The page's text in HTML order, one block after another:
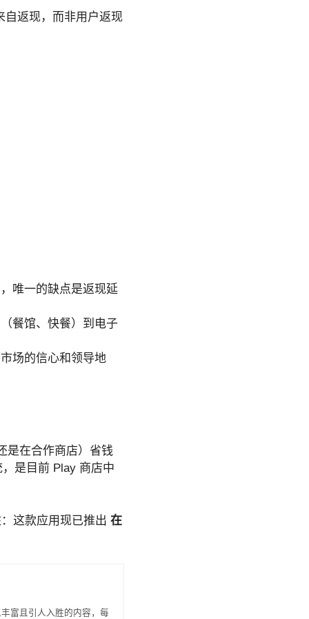
自返现，而非用户返现
唯一的缺点是返现延
餐馆、快餐）到电子
场的信心和领导地
是在合作商店）省钱
是目前 Play 商店中
这款应用现已推出 在
富且引人入胜的内容，每